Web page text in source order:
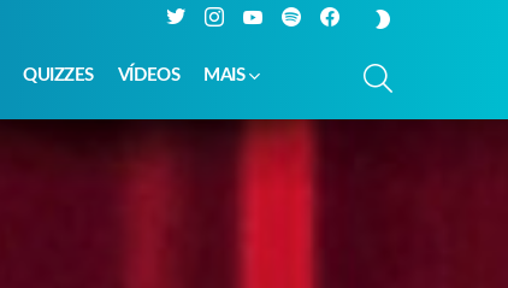
TwitterInstagramYouTubeSpotify Facebook
QUIZZES VÍDEOS MAIS